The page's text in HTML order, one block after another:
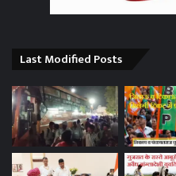
Last Modified Posts